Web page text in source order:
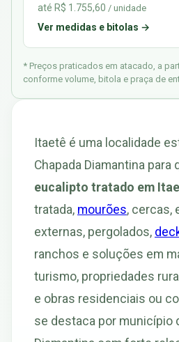
até R$ 1.755,60 / unidade
Ver medidas e bitolas →
* Preços praticados em atacado, a
conforme volume, bitola e praça de
Itaetê é uma localidade
Chapada Diamantina para
eucalipto tratado em
tratada, mourões, cercas,
externas, pergolados,
ranchos e soluções em
turismo, propriedades
e obras residenciais ou
se destaca por município